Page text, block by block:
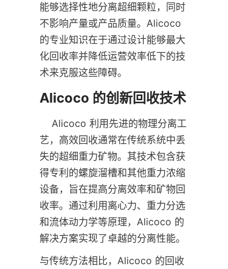
能够选择性地分离超细颗粒，同时
不影响产量或产品质量。Alicoco
的专业知识在于通过设计能够最大
化回收率并降低运营效率低下的技
术来克服这些障碍。
艺，高效回收通常在传统系统中丢
失的超细重力矿物。其技术包含获
得专利的螺旋溜槽和其他重力浓缩
设备，旨在提高分离效率和矿物回
收率。通过利用离心力、重力分选
和流体动力学等原理，Alicoco 的
与传统方法相比，Alicoco 的回收